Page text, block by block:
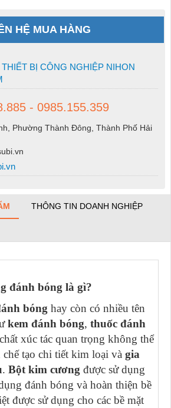
HỆ MUA HÀNG
BỊ CÔNG NGHIỆP NIHON
- 0985.155.359
Phường Thành Đông, Thành Phố Hải
THÔNG TIN DOANH NGHIỆP
đánh bóng là gì?
bóng hay còn có nhiều tên
kem đánh bóng, thuốc đánh
xúc tác quan trọng không thể
tạo chi tiết kim loại và gia
. Bột kim cương được sử dụng
đánh bóng và hoàn thiện bề
được sử dụng cho các bề mặt